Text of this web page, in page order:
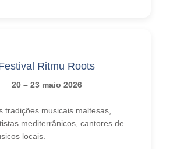
Ritmu Roots
20 – 23 maio 2026
tradições musicais maltesas,
mediterrânicos, cantores de
locais.